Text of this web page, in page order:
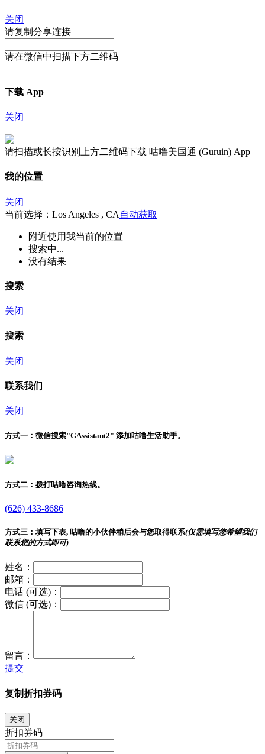
关闭
请复制分享连接
请在微信中扫描下方二维码
下载 App
关闭
请扫描或长按识别上方二维码下载 咕噜美国通 (Guruin) App
我的位置
关闭
当前选择：Los Angeles , CA 自动获取
附近使用我当前的位置
搜索中...
没有结果
搜索
关闭
搜索
关闭
联系我们
关闭
方式一： 微信搜索"GAssistant2" 添加咕噜生活助手。
方式二： 拨打咕噜咨询热线。
(626) 433-8686
方式三： 填写下表, 咕噜的小伙伴稍后会与您取得联系(仅需填写您希望我们
联系您的方式即可)
姓名：
邮箱：
电话 (可选)：
微信 (可选)：
留言：
提交
复制折扣券码
关闭
折扣券码